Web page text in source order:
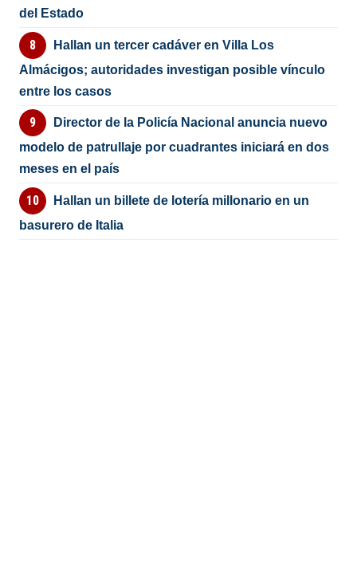
del Estado
Hallan un tercer cadáver en Villa Los
Almácigos; autoridades investigan posible vínculo
entre los casos
Director de la Policía Nacional anuncia nuevo
modelo de patrullaje por cuadrantes iniciará en dos
meses en el país
Hallan un billete de lotería millonario en un
basurero de Italia